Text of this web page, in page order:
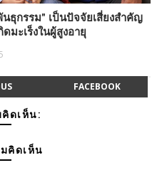
นธุกรรม” เป็นปัจจัยเสี่ยงสำคัญ
มะเร็งในผู้สูงอายุ
FACEBOOK
ดเห็น:
คิดเห็น